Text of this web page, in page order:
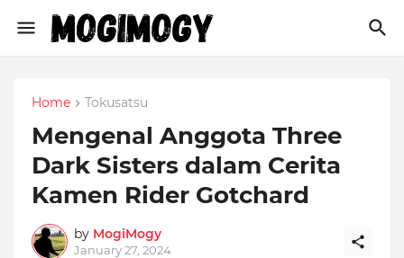
Home Tokusatsu
Mengenal Anggota Three
Dark Sisters dalam Cerita
Kamen Rider Gotchard
by MogiMogy
January 27, 2024